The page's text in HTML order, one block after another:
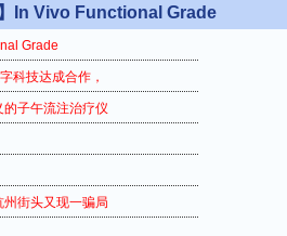
】In Vivo Functional Grade
Grade
科技达成合作，
子午流注治疗仪
街头又现一骗局